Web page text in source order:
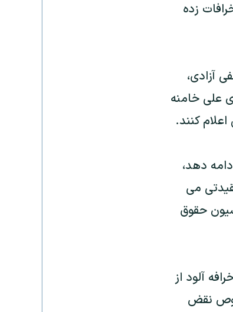
زده
آزادی،
علی خامنه
کنند.
دهد،
می
حقوق
آلود از
نقض